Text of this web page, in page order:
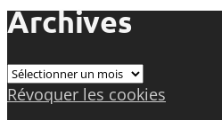
Archives
Archives
Révoquer les cookies